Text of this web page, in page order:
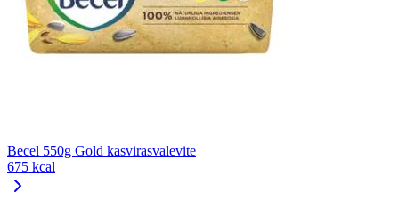
Becel 550g Gold kasvirasvalevite
675 kcal